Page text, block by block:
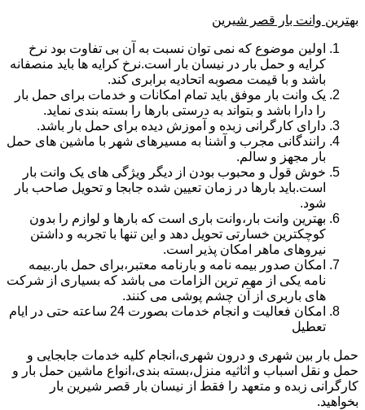
بهترین وانت بار قصر شیرین
اولین موضوع که نمی توان نسبت به آن بی تفاوت بود نرخ
کرایه و حمل بار در نیسان بار است.نرخ کرایه ها باید منصفانه
باشد و با قیمت مصوبه اتحادیه برابری کند.
یک وانت بار موفق باید تمام امکانات و خدمات برای حمل بار
را دارا باشد و بتواند به درستی بارها را بسته بندی نماید.
دارای کارگرانی زبده و آموزش دیده برای حمل بار باشد.
رانندگانی مجرب و آشنا به مسیرهای شهر با ماشین های حمل
بار مجهز و سالم.
خوش قول و محبوب بودن از دیگر ویژگی های یک وانت بار
است.باید بارها در زمان تعیین شده جابجا و تحویل صاحب بار
شود.
بهترین وانت بار،وانت باری است که بارها و لوازم را بدون
کوچکترین خسارتی تحویل دهد و این تنها با تجربه و داشتن
نیروهای ماهر امکان پذیر است.
امکان صدور بیمه نامه و بارنامه معتبر،برای حمل بار.بیمه
نامه یکی از مهم ترین الزامات می باشد که بسیاری از شرکت
های باربری از آن چشم پوشی می کنند.
امکان فعالیت و انجام خدمات بصورت 24 ساعته حتی در ایام
تعطیل
حمل بار بین شهری و درون شهری،انجام کلیه خدمات جابجایی و
حمل و نقل اسباب و اثاثیه منزل،بسته بندی،انواع ماشین حمل بار و
کارگرانی زبده و متعهد را فقط از نیسان بار قصر شیرین بار
بخواهید.